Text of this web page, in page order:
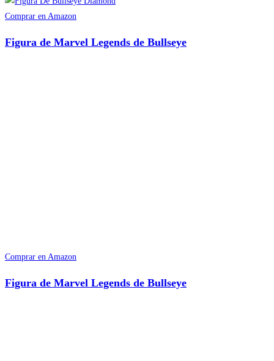
Comprar en Amazon
Figura de Marvel Legends de Bullseye
Comprar en Amazon
Figura de Marvel Legends de Bullseye